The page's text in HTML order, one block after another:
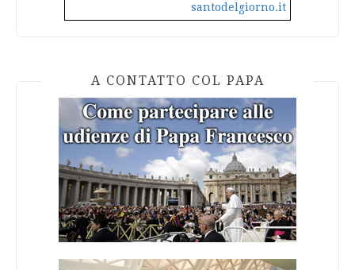
santodelgiorno.it
A CONTATTO COL PAPA